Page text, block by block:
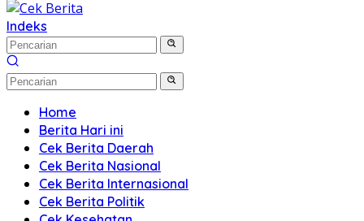
Indeks
Home
Berita Hari ini
Cek Berita Daerah
Cek Berita Nasional
Cek Berita Internasional
Cek Berita Politik